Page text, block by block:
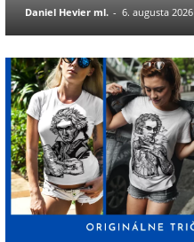
Daniel Hevier ml. - 6. augusta 2026